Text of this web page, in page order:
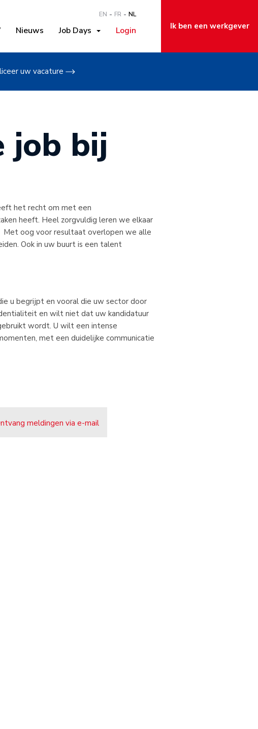
EN FR NL
Nieuws Job Days Login Ik ben een werkgever
uw vacature
job bij
het recht om met een
heeft. Heel zorgvuldig leren we elkaar
Met oog voor resultaat overlopen we alle
Ook in uw buurt is een talent
u begrijpt en vooral die uw sector door
en wilt niet dat uw kandidatuur
wordt. U wilt een intense
met een duidelijke communicatie
meldingen via e-mail